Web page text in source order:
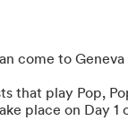
come to
that play Pop,
place on Day